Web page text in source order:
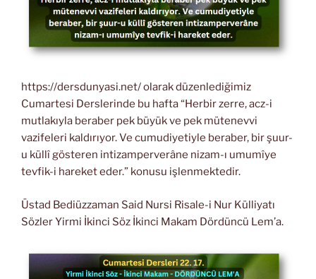
https://dersdunyasi.net/ olarak düzenlediğimiz
Cumartesi Derslerinde bu hafta “Herbir zerre, acz-i
mutlakıyla beraber pek büyük ve pek mütenevvi
vazifeleri kaldırıyor. Ve cumudiyetiyle beraber, bir şuur-
u küllî gösteren intizamperverâne nizam-ı umumîye
tevfik-i hareket eder.” konusu işlenmektedir.
Üstad Bediüzzaman Said Nursi Risale-i Nur Külliyatı
Sözler Yirmi İkinci Söz İkinci Makam Dördüncü Lem’a.